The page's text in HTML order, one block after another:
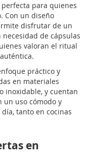
para quienes
Con un diseño
disfrutar de un
de cápsulas
valoran el ritual
práctico y
en materiales
inoxidable, y cuentan
un uso cómodo y
tanto en cocinas
en